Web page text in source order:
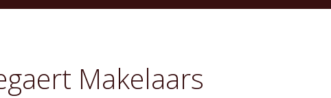
Makelaars